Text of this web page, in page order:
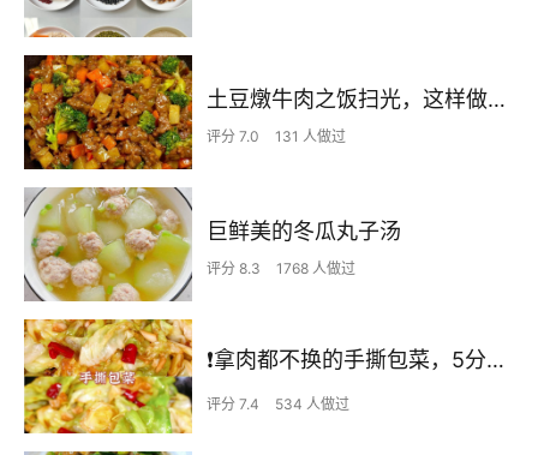
土豆燉牛肉之饭扫光，这样做也太香了吧，还没出锅已是浓香四溢了
评分 7.0 131 人做过
巨鲜美的冬瓜丸子汤
评分 8.3 1768 人做过
❗拿肉都不换的手撕包菜，5分钟快手家常菜🔥
评分 7.4 534 人做过